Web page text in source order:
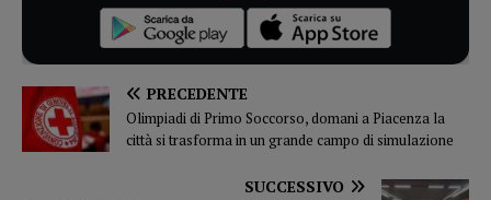
PRECEDENTE
Olimpiadi di Primo Soccorso, domani a Piacenza la
città si trasforma in un grande campo di simulazione
SUCCESSIVO